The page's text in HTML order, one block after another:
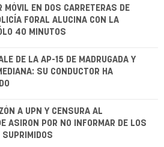
MÓVIL EN DOS CARRETERAS DE
FORAL ALUCINA CON LA
40 MINUTOS
DE LA AP-15 DE MADRUGADA Y
SU CONDUCTOR HA
A UPN Y CENSURA AL
ASIRON POR NO INFORMAR DE LOS